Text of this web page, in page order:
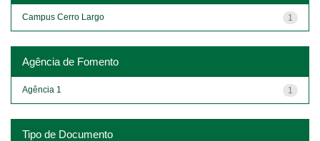
1
Campus Cerro Largo
Agência de Fomento
1
Agência 1
Tipo de Documento